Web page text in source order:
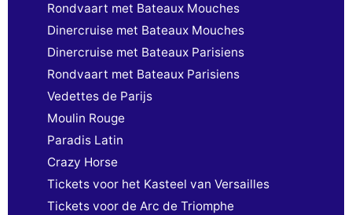
Rondvaart met Bateaux Mouches
Dinercruise met Bateaux Mouches
Dinercruise met Bateaux Parisiens
Rondvaart met Bateaux Parisiens
Vedettes de Parijs
Moulin Rouge
Paradis Latin
Crazy Horse
Tickets voor het Kasteel van Versailles
Tickets voor de Arc de Triomphe